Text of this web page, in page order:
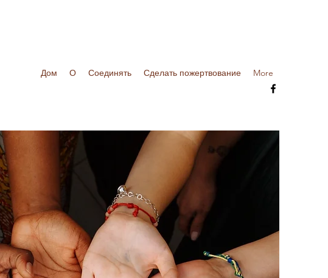
Дом О Соединять Сделать пожертвование More